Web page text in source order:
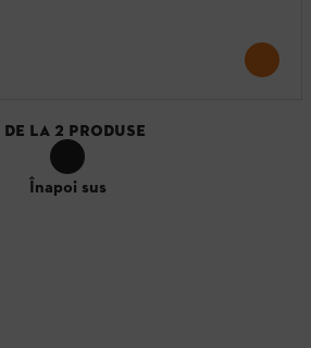
DE LA 2 PRODUSE
Înapoi sus